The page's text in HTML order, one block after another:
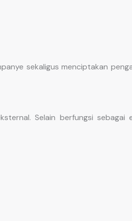
sekaligus menciptakan
Selain berfungsi sebagai